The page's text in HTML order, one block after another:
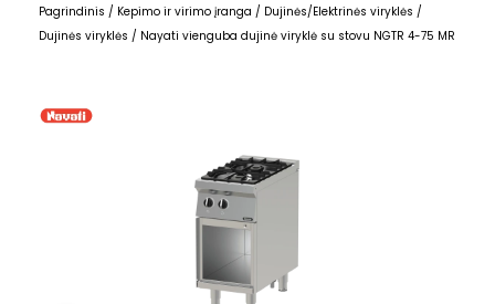
Pagrindinis / Kepimo ir virimo įranga / Dujinės/Elektrinės viryklės /
Dujinės viryklės / Nayati vienguba dujinė viryklė su stovu NGTR 4-75 MR